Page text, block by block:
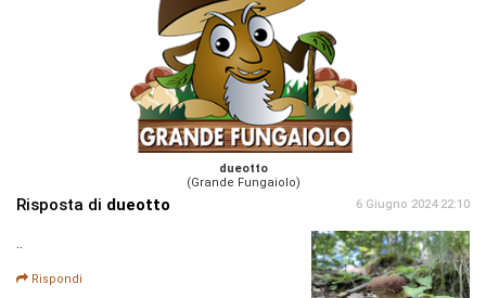
dueotto
(Grande Fungaiolo)
Risposta di dueotto 6 Giugno 2024 22:10
..
Rispondi